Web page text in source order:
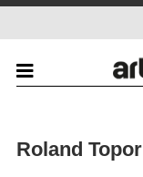
Roland Topor